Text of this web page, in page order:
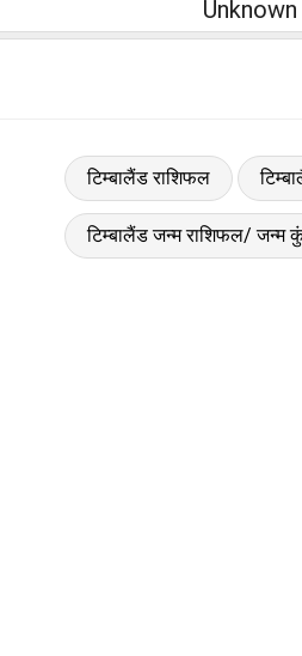
Unknown
टिम्बालैंड राशिफल
टिम्बालैंड जन्म राशिफल/